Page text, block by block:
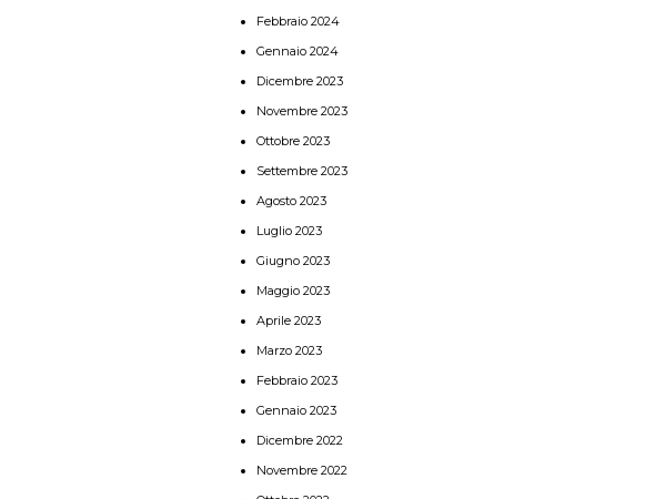
Febbraio 2024
Gennaio 2024
Dicembre 2023
Novembre 2023
Ottobre 2023
Settembre 2023
Agosto 2023
Luglio 2023
Giugno 2023
Maggio 2023
Aprile 2023
Marzo 2023
Febbraio 2023
Gennaio 2023
Dicembre 2022
Novembre 2022